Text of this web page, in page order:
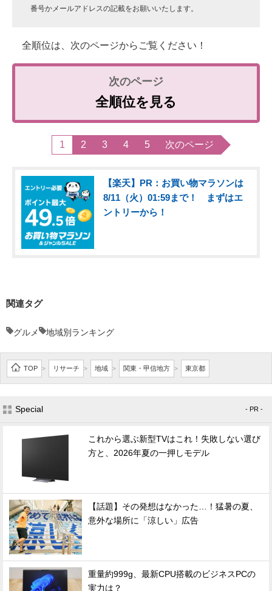
番号かメールアドレスの記載をお願いいたします。
全順位は、次のページからご覧ください！
全順位を見る
1 2 3 4 5 次のページ
【楽天】PR：お買い物マラソンは
8/11（火）01:59まで！ まずはエ
ントリーから！
関連タグ
グルメ 地域別ランキング
TOP > リサーチ > 地域 > 関東・甲信地方 > 東京都
Special - PR -
これから選ぶ新型TVはこれ！失敗しない選び
方と、2026年夏の一押しモデル
【話題】その発想はなかった…！猛暑の夏、
意外な場所に「涼しい」広告
重量約999g、最新CPU搭載のビジネスPCの
実力は？